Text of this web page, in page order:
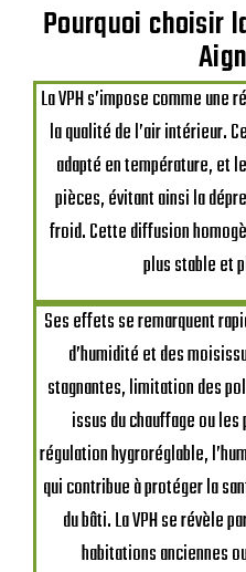
Pourquoi choisir
La VPH s’impose comme
la qualité de l’air intérieur.
adapté en température, et
pièces, évitant ainsi la
froid. Cette diffusion
plus stable et
Ses effets se remarquent
d’humidité et des
stagnantes, limitation des
issus du chauffage ou
régulation hygroréglable,
qui contribue à protéger la
du bâti. La VPH se révèle
habitations anciennes